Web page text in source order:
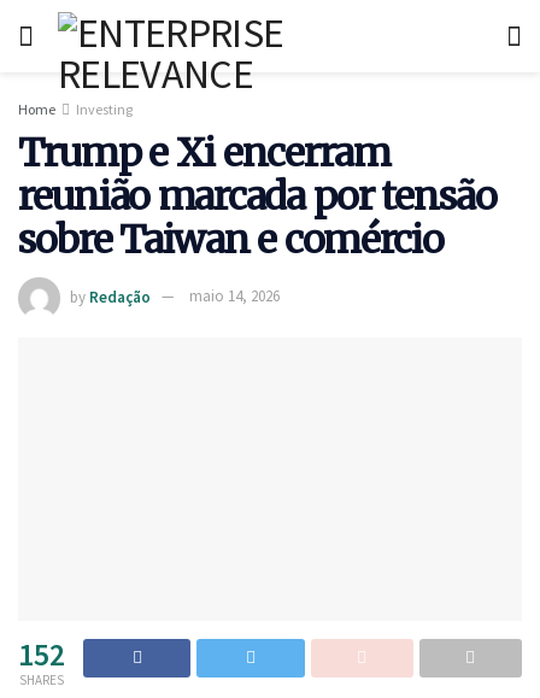
Home Investing
Trump e Xi encerram
reunião marcada por tensão
sobre Taiwan e comércio
by Redação maio 14, 2026
152
SHARES